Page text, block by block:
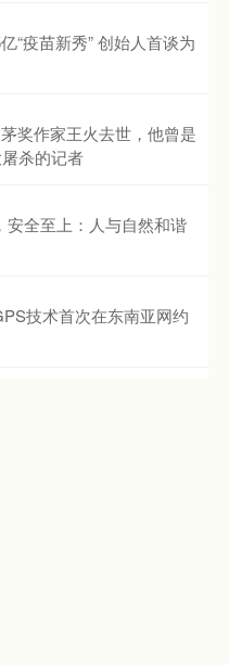
“疫苗新秀” 创始人首谈为
奖作家王火去世，他曾是
杀的记者
安全至上：人与自然和谐
技术首次在东南亚网约